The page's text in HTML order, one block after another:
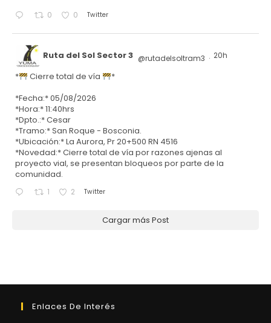
0 0 Twitter
Ruta del Sol Sector 3 @rutadelsoltram3 · 20h
* Cierre total de vía
*
*Fecha:* 05/08/2026
*Hora:* 11:40hrs
*Dpto.:* Cesar
*Tramo:* San Roque - Bosconia.
*Ubicación:* La Aurora, Pr 20+500 RN 4516
*Novedad:* Cierre total de vía por razones ajenas al
proyecto vial, se presentan bloqueos por parte de la
comunidad.
1 2 Twitter
Cargar más Post
Enlaces De Interés